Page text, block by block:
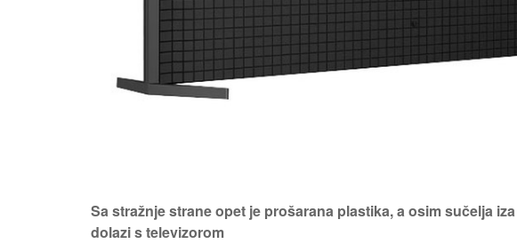
Sa stražnje strane opet je prošarana plastika, a osim sučelja
dolazi s televizorom